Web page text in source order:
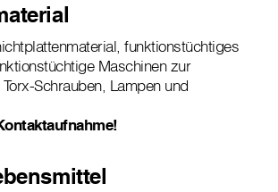
funktionstüchtiges
Maschinen zur
Schrauben, Lampen und